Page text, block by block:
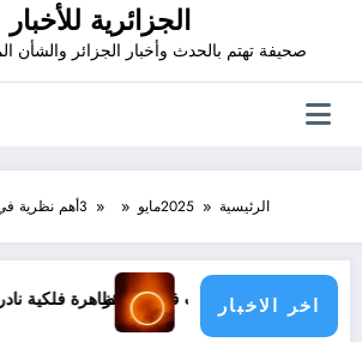
الجزائرية للأخبار
صحيفة تهتم بالحدث وأخبار الجزائر والشأن
الرئيسية 2025مايو 3أهم نظرية
اخر الاخبار
عن الذهب في الجزائر ظاهرة فلكية نادرة جدا يوم 12 اوت ..06 كواكب مع الشمس